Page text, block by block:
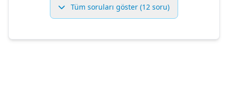
Tüm soruları göster (12 soru)